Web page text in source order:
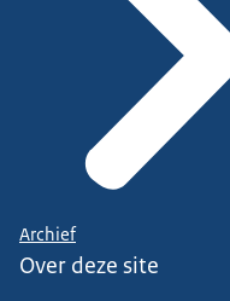
Archief
Over deze site